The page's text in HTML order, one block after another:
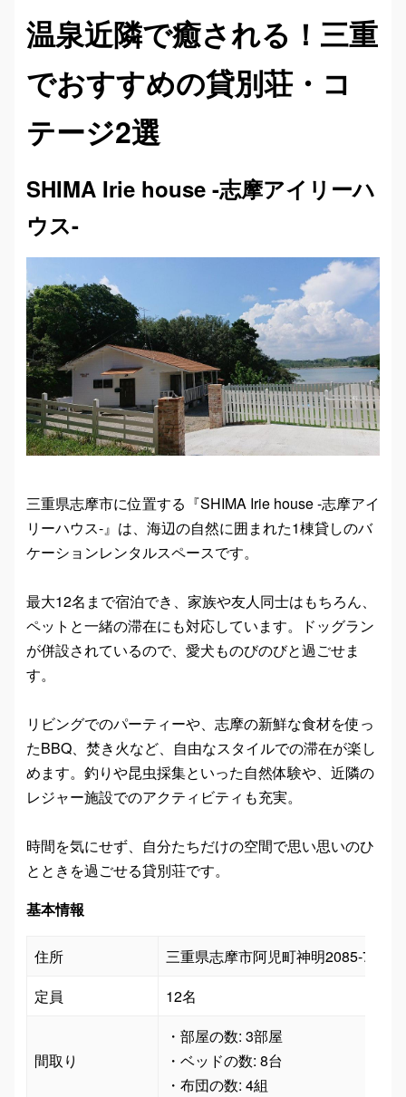
温泉近隣で癒される！三重
でおすすめの貸別荘・コ
テージ2選
SHIMA Irie house -志摩アイリーハ
ウス-
三重県志摩市に位置する『SHIMA Irie house -志摩アイ
リーハウス-』は、海辺の自然に囲まれた1棟貸しのバ
ケーションレンタルスペースです。
最大12名まで宿泊でき、家族や友人同士はもちろん、
ペットと一緒の滞在にも対応しています。ドッグラン
が併設されているので、愛犬ものびのびと過ごせま
す。
リビングでのパーティーや、志摩の新鮮な食材を使っ
たBBQ、焚き火など、自由なスタイルでの滞在が楽し
めます。釣りや昆虫採集といった自然体験や、近隣の
レジャー施設でのアクティビティも充実。
時間を気にせず、自分たちだけの空間で思い思いのひ
とときを過ごせる貸別荘です。
基本情報
住所
三重県志摩市阿児町神明2085-72
定員
12名
間取り
・部屋の数: 3部屋
・ベッドの数: 8台
・布団の数: 4組